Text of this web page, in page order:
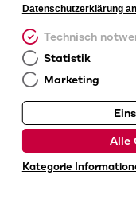
© Barcotec
Datenschutzerklärung
Technisch
Statistik
Marketing
Kategorie
Alle